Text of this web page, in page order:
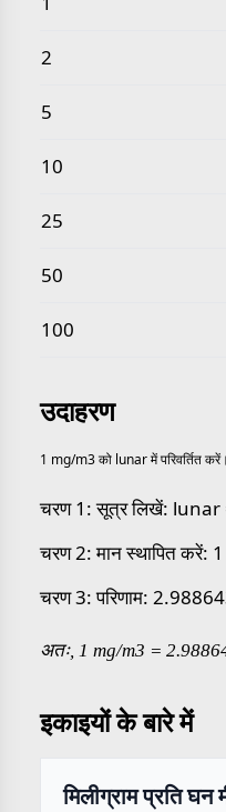
2
5
10
25
50
100
उदाहरण
1 mg/m3 को lunar में परिवर्तित करें।
चरण 1: सूत्र लिखें:
चरण 2: मान स्थापित
चरण 3: परिणाम:
अतः, 1 mg/m3 =
इकाइयों के बारे में
मिलीग्राम प्रति